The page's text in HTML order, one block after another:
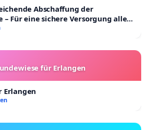
Abschaffung der
Für eine sichere Versorgung aller
für Erlangen
Erlangen